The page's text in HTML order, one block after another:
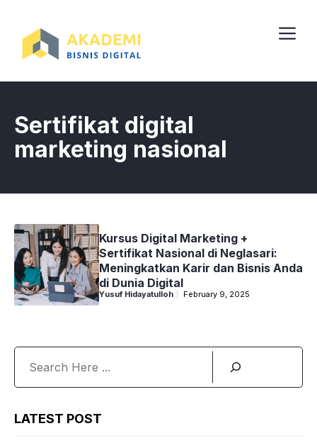
content
Sertifikat digital
marketing nasional
Kursus Digital Marketing +
Sertifikat Nasional di Neglasari:
Meningkatkan Karir dan Bisnis Anda
di Dunia Digital
Yusuf Hidayatulloh February 9, 2025
Search
LATEST POST